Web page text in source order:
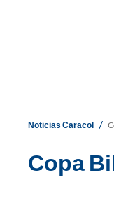
Noticias Caracol /
Copa